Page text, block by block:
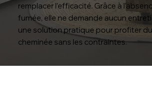
remplacer l’efficacité. Grâce à
fumée, elle ne demande aucun
une solution pratique pour profiter du
cheminée sans les contraintes.